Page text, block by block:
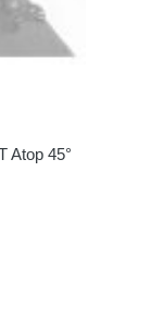
Atop 45°